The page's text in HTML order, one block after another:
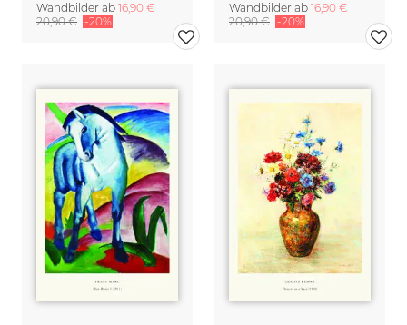
Wandbilder ab 16,90 €
20,90 € -20%
Wandbilder ab 16,90 €
20,90 € -20%